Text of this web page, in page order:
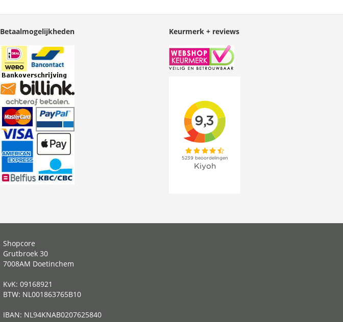
Betaalmogelijkheden Keurmerk + reviews
Shopcore
Grutbroek 30
7008AM Doetinchem
KvK: 09168921
BTW: NL001863765B10
IBAN: NL94KNAB0207625840